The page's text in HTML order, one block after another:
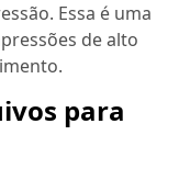
Essa é uma
de alto
para